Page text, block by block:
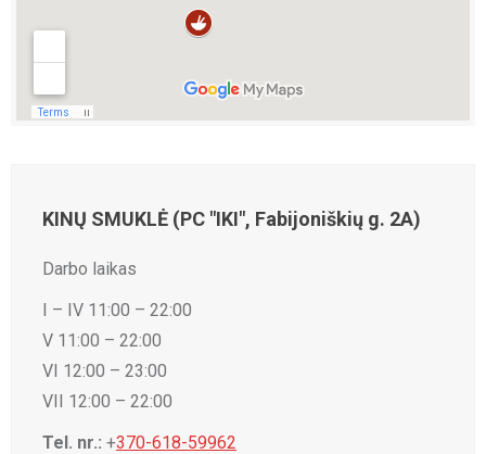
KINŲ SMUKLĖ (PC "IKI", Fabijoniškių g. 2A)
Darbo laikas
I – IV 11:00 – 22:00
V 11:00 – 22:00
VI 12:00 – 23:00
VII 12:00 – 22:00
Tel. nr.: +370-618-59962